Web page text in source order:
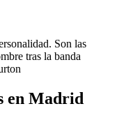
Son las
tras la banda
en Madrid